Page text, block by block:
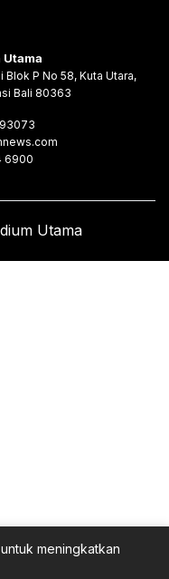
Utama
Blok P No 58, Kuta Utara,
Bali 80363
6900
Utama
meningkatkan